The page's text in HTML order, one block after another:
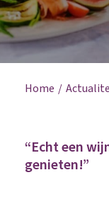
Home
“Echt een
genieten!”